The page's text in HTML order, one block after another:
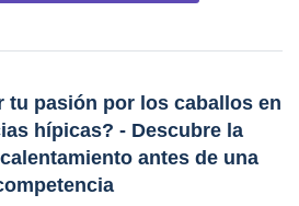
tu pasión por los caballos en
hípicas? - Descubre la
antes de una